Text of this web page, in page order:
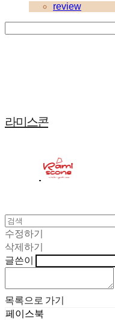
review
라미스콘
수정하기
삭제하기
글쓴이
목록으로 가기
페이스북